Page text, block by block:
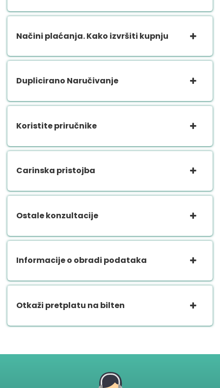
Načini plaćanja. Kako izvršiti kupnju
Duplicirano Naručivanje
Koristite priručnike
Carinska pristojba
Ostale konzultacije
Informacije o obradi podataka
Otkaži pretplatu na bilten